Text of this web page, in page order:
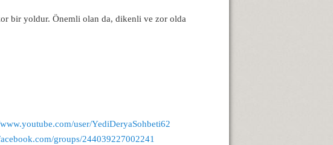
bir yoldur. Önemli olan da, dikenli ve zor olda
user/YediDeryaSohbeti62
groups/244039227002241